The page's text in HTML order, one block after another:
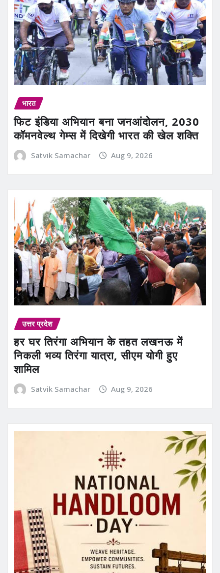
भारत
फिट इंडिया अभियान बना जनआंदोलन, 2030
कॉमनवेल्थ गेम्स में दिखेगी भारत की खेल शक्ति
Satvik Samachar Aug 9, 2026
उत्तर प्रदेश
हर घर तिरंगा अभियान के तहत लखनऊ में
निकली भव्य तिरंगा यात्रा, सीएम योगी हुए
शामिल
Satvik Samachar Aug 9, 2026